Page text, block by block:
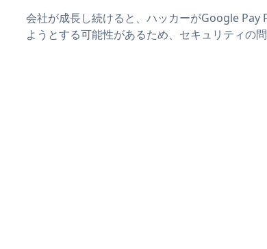
会社が成長し続けると、ハッカーがGoogle Pay
ようとする可能性があるため、セキュリティの